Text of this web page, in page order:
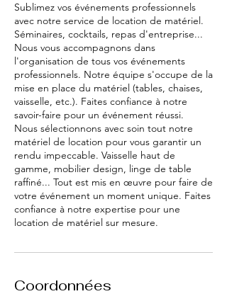
Sublimez vos événements professionnels
avec notre service de location de matériel.
Séminaires, cocktails, repas d'entreprise...
Nous vous accompagnons dans
l'organisation de tous vos événements
professionnels. Notre équipe s'occupe de la
mise en place du matériel (tables, chaises,
vaisselle, etc.). Faites confiance à notre
savoir-faire pour un événement réussi.
Nous sélectionnons avec soin tout notre
matériel de location pour vous garantir un
rendu impeccable. Vaisselle haut de
gamme, mobilier design, linge de table
raffiné... Tout est mis en œuvre pour faire de
votre événement un moment unique. Faites
confiance à notre expertise pour une
location de matériel sur mesure.
Coordonnées